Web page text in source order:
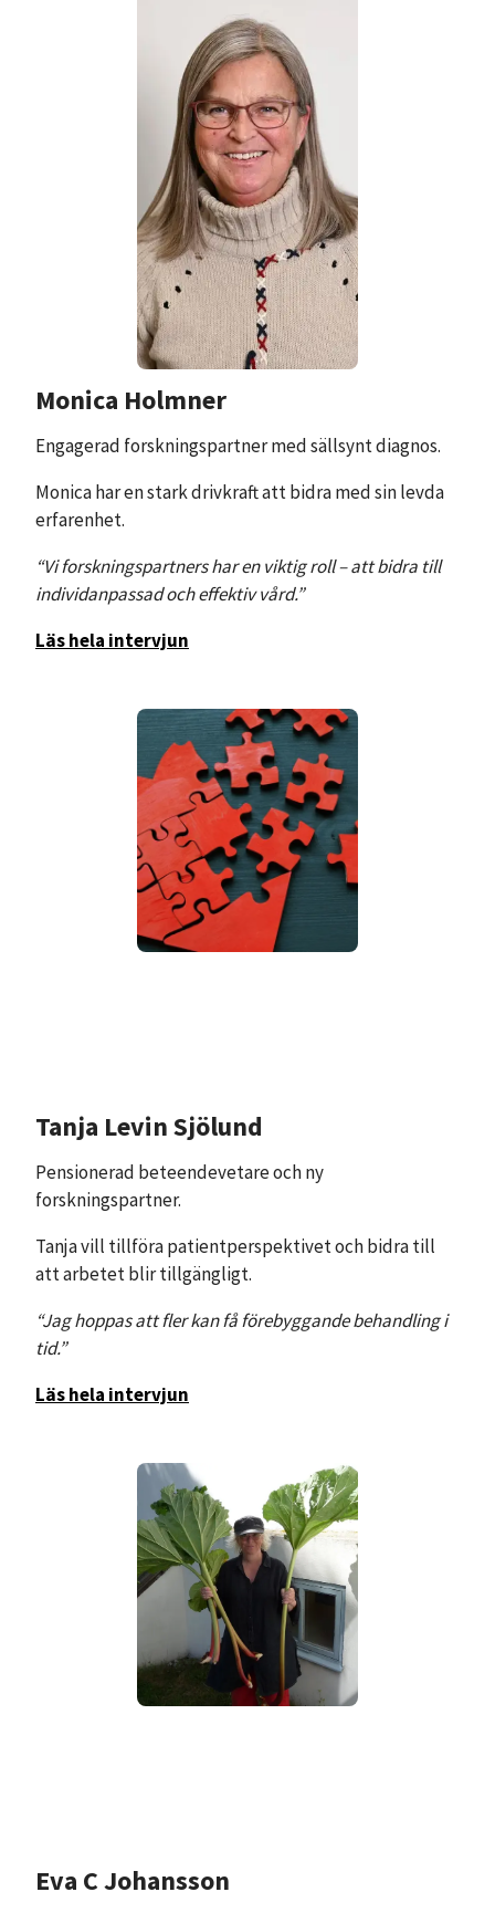
Monica Holmner
Engagerad forskningspartner med sällsynt diagnos.
Monica har en stark drivkraft att bidra med sin levda
erfarenhet.
“Vi forskningspartners har en viktig roll – att bidra till
individanpassad och effektiv vård.”
Läs hela intervjun
Tanja Levin Sjölund
Pensionerad beteendevetare och ny
forskningspartner.
Tanja vill tillföra patientperspektivet och bidra till
att arbetet blir tillgängligt.
“Jag hoppas att fler kan få förebyggande behandling i
tid.”
Läs hela intervjun
Eva C Johansson